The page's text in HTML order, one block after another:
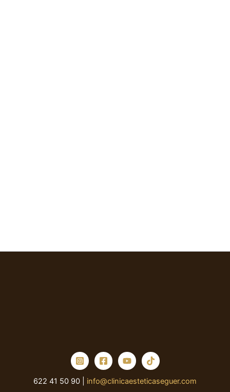
622 41 50 90 | info@clinicaesteticaseguer.com